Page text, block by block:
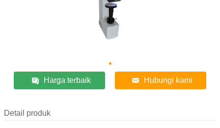
Harga terbaik Hubungi kami
Detail produk